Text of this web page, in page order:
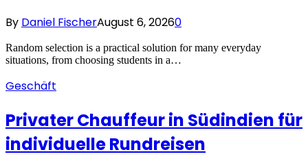
By Daniel FischerAugust 6, 20260
Random selection is a practical solution for many everyday
situations, from choosing students in a…
Geschäft
Privater Chauffeur in Südindien für
individuelle Rundreisen